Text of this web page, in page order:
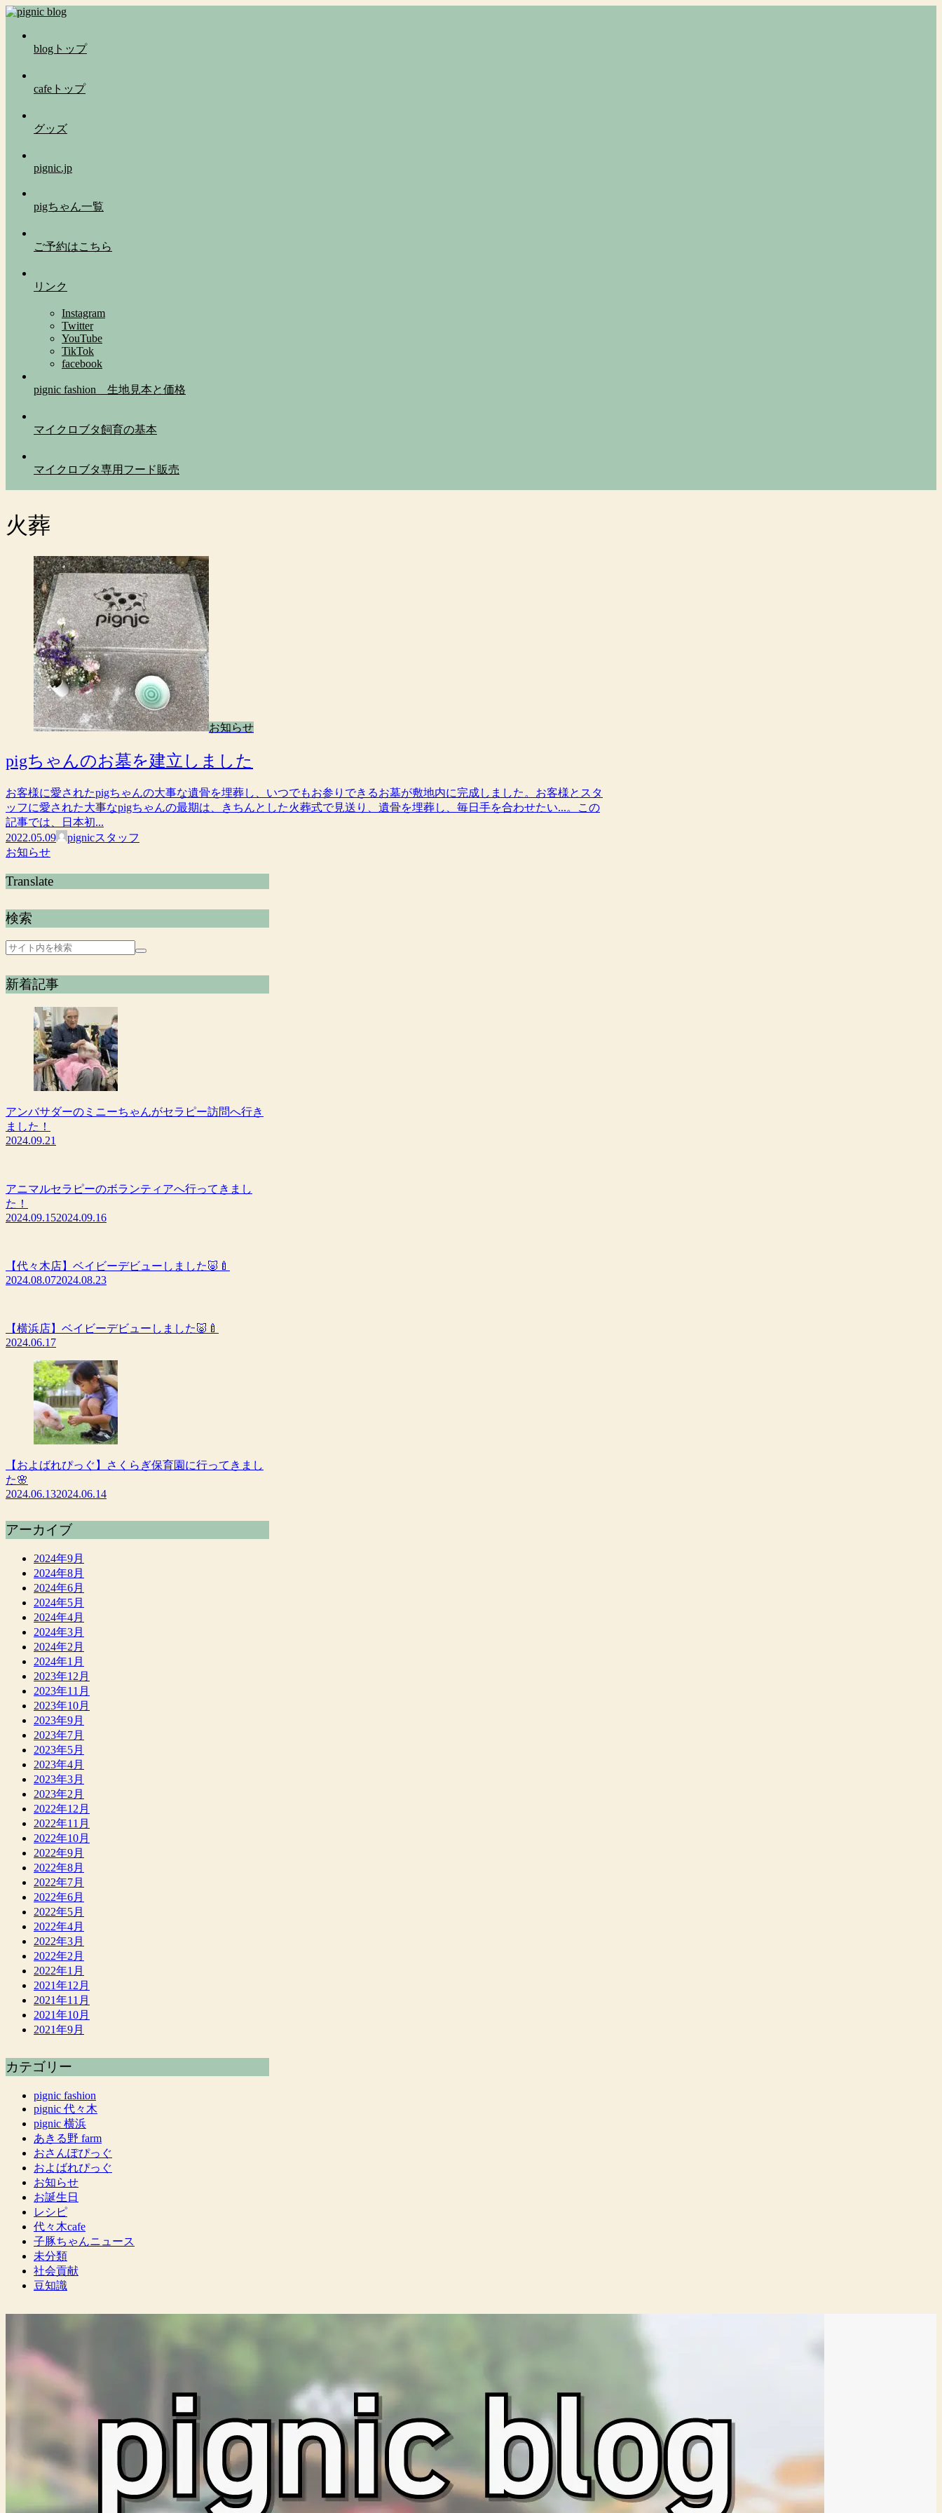
blogトップ
cafeトップ
グッズ
pignic.jp
pigちゃん一覧
ご予約はこちら
リンク
Instagram
Twitter
YouTube
TikTok
facebook
pignic fashion 生地見本と価格
マイクロブタ飼育の基本
マイクロブタ専用フード販売
火葬
お知らせ
pigちゃんのお墓を建立しました
お客様に愛されたpigちゃんの⼤事な遺⾻を埋葬し、いつでもお参りできるお墓が敷地内に完成しました。お客様とスタ
ッフに愛された大事なpigちゃんの最期は、きちんとした火葬式で見送り、遺骨を埋葬し、毎日手を合わせたい...。この
記事では、日本初...
2022.05.09
pignicスタッフ
お知らせ
Translate
検索
新着記事
アンバサダーのミニーちゃんがセラピー訪問へ行き
ました！
2024.09.21
アニマルセラピーのボランティアへ行ってきまし
た！
2024.09.152024.09.16
【代々木店】ベイビーデビューしました🐷🍼
2024.08.072024.08.23
【横浜店】ベイビーデビューしました🐷🍼
2024.06.17
【およばれぴっぐ】さくらぎ保育園に行ってきまし
た🌸
2024.06.132024.06.14
アーカイブ
2024年9月
2024年8月
2024年6月
2024年5月
2024年4月
2024年3月
2024年2月
2024年1月
2023年12月
2023年11月
2023年10月
2023年9月
2023年7月
2023年5月
2023年4月
2023年3月
2023年2月
2022年12月
2022年11月
2022年10月
2022年9月
2022年8月
2022年7月
2022年6月
2022年5月
2022年4月
2022年3月
2022年2月
2022年1月
2021年12月
2021年11月
2021年10月
2021年9月
カテゴリー
pignic fashion
pignic 代々木
pignic 横浜
あきる野 farm
おさんぽぴっぐ
およばれぴっぐ
お知らせ
お誕生日
レシピ
代々木cafe
子豚ちゃんニュース
未分類
社会貢献
豆知識